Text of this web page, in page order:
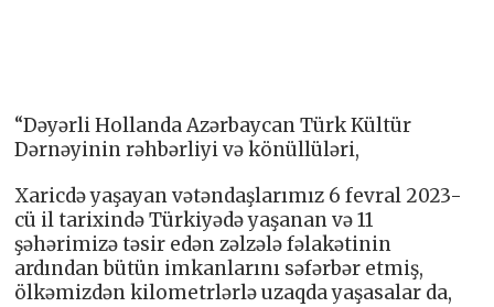
“Dəyərli Hollanda Azərbaycan Türk Kültür
Dərnəyinin rəhbərliyi və könüllüləri,
Xaricdə yaşayan vətəndaşlarımız 6 fevral 2023-
cü il tarixində Türkiyədə yaşanan və 11
şəhərimizə təsir edən zəlzələ fəlakətinin
ardından bütün imkanlarını səfərbər etmiş,
ölkəmizdən kilometrlərlə uzaqda yaşasalar da,